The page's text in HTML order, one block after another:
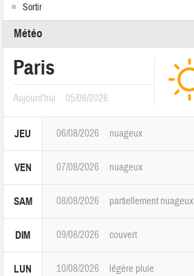
Sortir
Météo
Paris
Aujourd'hui 05/08/2026
JEU 06/08/2026 nuageux
VEN 07/08/2026 nuageux
SAM 08/08/2026 partiellement nuageux
DIM 09/08/2026 couvert
LUN 10/08/2026 légère pluie